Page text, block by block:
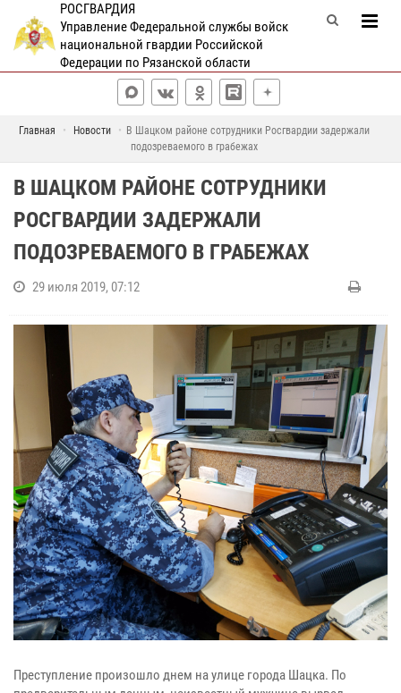
РОСГВАРДИЯ
Управление Федеральной службы войск
национальной гвардии Российской
Федерации по Рязанской области
Главная Новости
В Шацком районе сотрудники Росгвардии задержали
подозреваемого в грабежах
В ШАЦКОМ РАЙОНЕ СОТРУДНИКИ
РОСГВАРДИИ ЗАДЕРЖАЛИ
ПОДОЗРЕВАЕМОГО В ГРАБЕЖАХ
29 июля 2019, 07:12
Преступление произошло днем на улице города Шацка. По